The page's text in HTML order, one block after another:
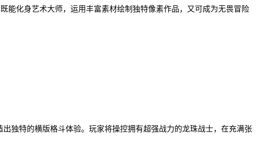
能化身艺术大师，运用丰富素材绘制独特像素作品，又可成为无畏冒险
独特的横版格斗体验。玩家将操控拥有超强战力的龙珠战士，在充满张